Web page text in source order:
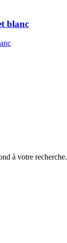
blanc
à votre recherche.